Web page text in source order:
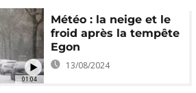
01:04
Météo : la neige et le
froid après la tempête
Egon
13/08/2024